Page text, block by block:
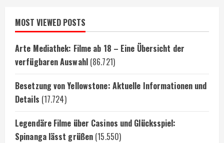
MOST VIEWED POSTS
Arte Mediathek: Filme ab 18 – Eine Übersicht der
verfügbaren Auswahl (86.721)
Besetzung von Yellowstone: Aktuelle Informationen und
Details (17.724)
Legendäre Filme über Casinos und Glücksspiel:
Spinanga lässt grüßen (15.550)